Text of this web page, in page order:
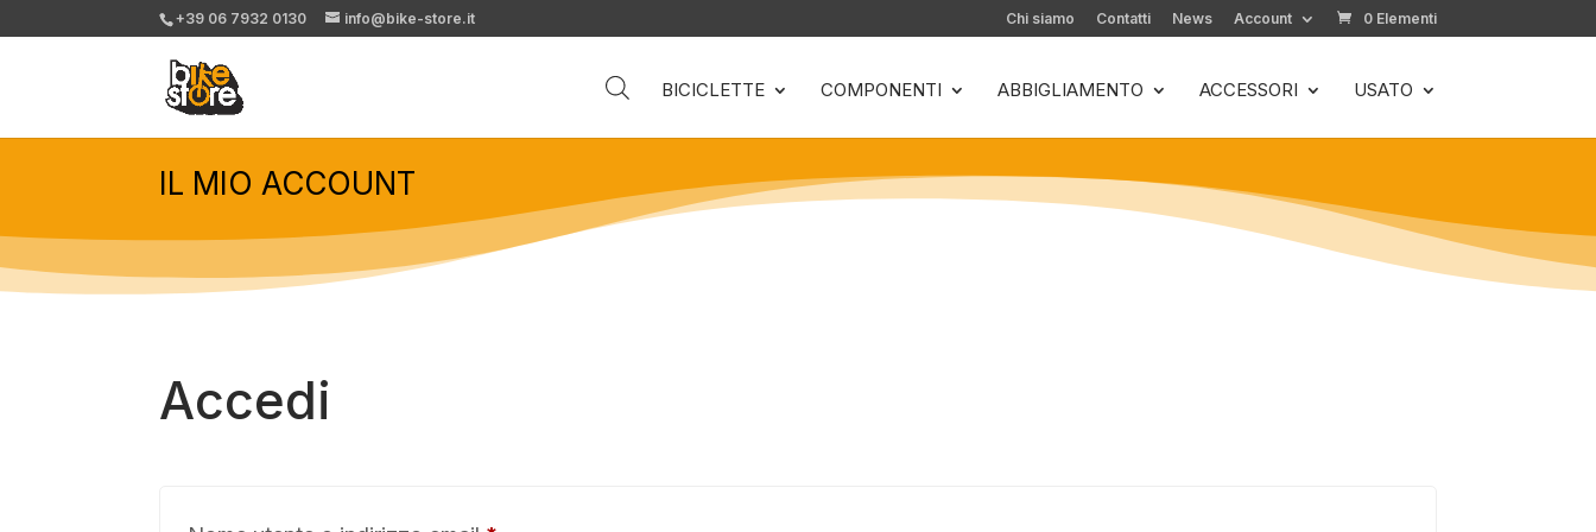
+39 06 7932 0130 info@bike-store.it Chi siamo Contatti News Account 0 Elementi
BICICLETTE COMPONENTI ABBIGLIAMENTO ACCESSORI USATO
IL MIO ACCOUNT
Accedi